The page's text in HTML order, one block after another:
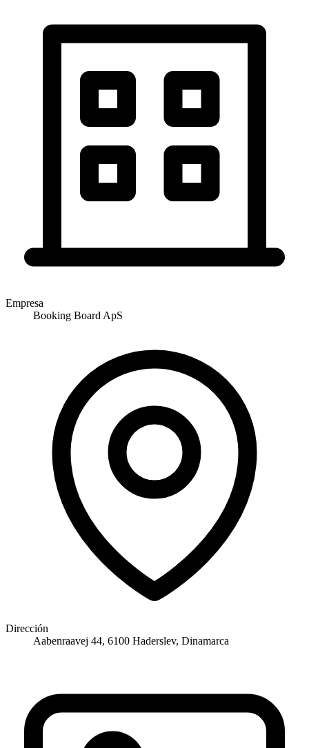
Empresa
Booking Board ApS
Dirección
Aabenraavej 44, 6100 Haderslev, Dinamarca